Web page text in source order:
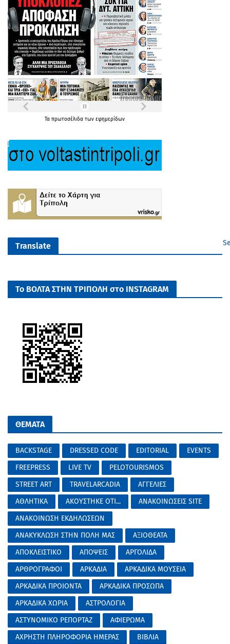
Τα πρωτοσέλιδα των εφημερίδων
Translate
Το ΒΟΛΤΑ ΣΤΗΝ ΤΡΙΠΟΛΗ στο INSTAGRAM
ΘΕΜΑΤΑ
BACKSTAGE DRESSED CODE EDITORIAL
EVENTS
FREEPRESS
LIVE TV
PELOTOURISMOS
STREET ART
TRAVELARCADIA
ΑΓΓΕΛΙΕΣ
ΑΘΛΗΤΙΚΑ
ΑΚΟΥΣΤΗΚΕ ΟΤΙ...
ΑΝΑΚΟΙΝΩΣΕΙΣ SITE
ΑΝΑΚΟΙΝΩΣΗ ΕΚΔΗΛΩΣΕΩΝ
ΑΝΑΚΥΚΛΩΣΗ ΣΤΗΝ ΠΟΛΗ ΜΑΣ
ΑΞΙΟΘΕΑΤΑ
ΑΠΟΚΛΕΙΣΤΙΚΟ
ΑΠΟΨΕΙΣ
ΑΡΓΟΛΙΔΑ
ΑΡΘΡΟΓΡΑΦΟΙ
ΑΡΚΑΔΙΑ
ΑΡΚΑΔΙΚΑ ΜΟΥΣΕΙΑ
ΑΡΚΑΔΙΚΑ ΠΡΟΙΟΝΤΑ
ΑΡΚΑΔΙΚΑ ΠΡΟΣΩΠΑ
ΑΡΚΑΔΙΚΑ ΧΩΡΙΑ
ΑΣΤΡΟΛΟΓΙΑ
ΑΣΤΥΝΟΜΙΚΟ ΡΕΠΟΡΤΑΖ
ΑΦΙΕΡΩΜΑ
ΑΧΡΗΣΤΗ ΠΛΗΡΟΦΟΡΙΑ ΗΜΕΡΑΣ
ΒΙΒΛΙΑ